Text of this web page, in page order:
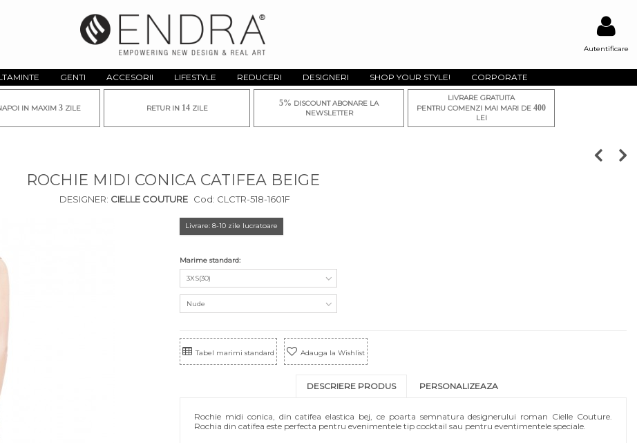
Autentificare
GENTI ACCESORII LIFESTYLE REDUCERI DESIGNERI SHOP YOUR STYLE! CORPORATE
IN MAXIM 3 ZILE RETUR IN 14ZILE
5% DISCOUNT ABONARE LA
NEWSLETTER
LIVRARE GRATUITA
PENTRU COMENZI MAI MARI DE 400
LEI
ROCHIE MIDI CONICA CATIFEA BEIGE
DESIGNER: CIELLE COUTURE Cod: CLCTR-518-1601F
Livrare: 8-10 zile lucratoare
Marime standard:
3XS(30)
Nude
Tabel marimi standard Adauga la Wishlist
DESCRIERE PRODUS PERSONALIZEAZA
Rochie midi conica, din catifea elastica bej, ce poarta semnatura designerului roman Cielle Couture.
Rochia din catifea este perfecta pentru evenimentele tip cocktail sau pentru eventimentele speciale.